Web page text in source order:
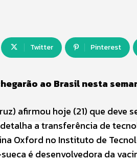
Twitter Pinterest
ao Brasil nesta
afirmou hoje (21) que
a transferência de
Oxford no Instituto de
é desenvolvedora da